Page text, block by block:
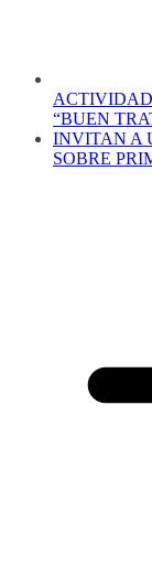
“BUEN
INVITAN A
SOBRE